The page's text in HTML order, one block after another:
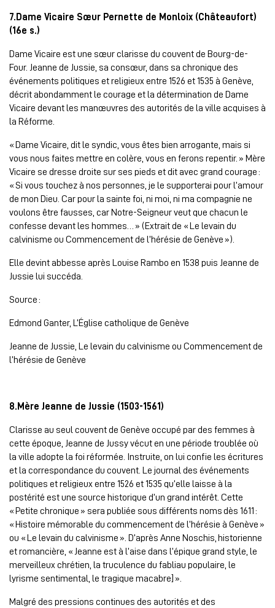
7.Dame Vicaire Sœur Pernette de Monloix (Châteaufort)
(16e s.)
Dame Vicaire est une sœur clarisse du couvent de Bourg-de-
Four. Jeanne de Jussie, sa consœur, dans sa chronique des
événements politiques et religieux entre 1526 et 1535 à Genève,
décrit abondamment le courage et la détermination de Dame
Vicaire devant les manœuvres des autorités de la ville acquises à
la Réforme.
« Dame Vicaire, dit le syndic, vous êtes bien arrogante, mais si
vous nous faites mettre en colère, vous en ferons repentir. » Mère
Vicaire se dresse droite sur ses pieds et dit avec grand courage :
« Si vous touchez à nos personnes, je le supporterai pour l’amour
de mon Dieu. Car pour la sainte foi, ni moi, ni ma compagnie ne
voulons être fausses, car Notre-Seigneur veut que chacun le
confesse devant les hommes… » (Extrait de « Le levain du
calvinisme ou Commencement de l’hérésie de Genève »).
Elle devint abbesse après Louise Rambo en 1538 puis Jeanne de
Jussie lui succéda.
Source :
Edmond Ganter, L’Église catholique de Genève
Jeanne de Jussie, Le levain du calvinisme ou Commencement de
l’hérésie de Genève
8.Mère Jeanne de Jussie (1503-1561)
Clarisse au seul couvent de Genève occupé par des femmes à
cette époque, Jeanne de Jussy vécut en une période troublée où
la ville adopte la foi réformée. Instruite, on lui confie les écritures
et la correspondance du couvent. Le journal des événements
politiques et religieux entre 1526 et 1535 qu’elle laisse à la
postérité est une source historique d’un grand intérêt. Cette
« Petite chronique » sera publiée sous différents noms dès 1611 :
« Histoire mémorable du commencement de l’hérésie à Genève »
ou « Le levain du calvinisme ». D’après Anne Noschis, historienne
et romancière, « Jeanne est à l’aise dans l’épique grand style, le
merveilleux chrétien, la truculence du fabliau populaire, le
lyrisme sentimental, le tragique macabre] ».
Malgré des pressions continues des autorités et des